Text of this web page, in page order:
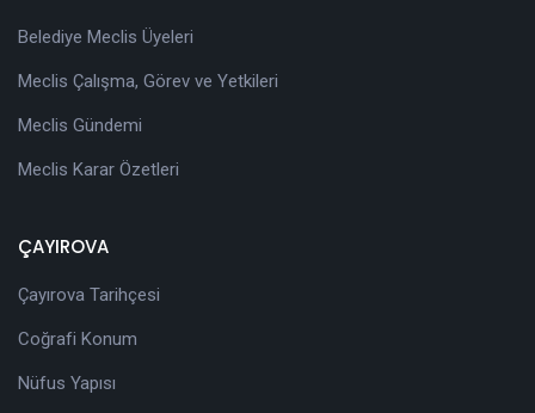
Belediye Meclis Üyeleri
Meclis Çalışma, Görev ve Yetkileri
Meclis Gündemi
Meclis Karar Özetleri
ÇAYIROVA
Çayırova Tarihçesi
Coğrafi Konum
Nüfus Yapısı